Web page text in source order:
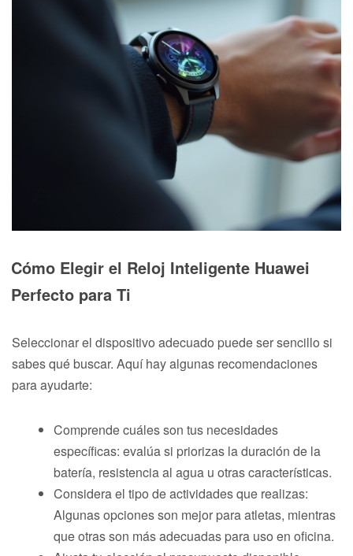
Cómo Elegir el Reloj Inteligente Huawei
Perfecto para Ti
Seleccionar el dispositivo adecuado puede ser sencillo si
sabes qué buscar. Aquí hay algunas recomendaciones
para ayudarte:
Comprende cuáles son tus necesidades
específicas: evalúa si priorizas la duración de la
batería, resistencia al agua u otras características.
Considera el tipo de actividades que realizas:
Algunas opciones son mejor para atletas, mientras
que otras son más adecuadas para uso en oficina.